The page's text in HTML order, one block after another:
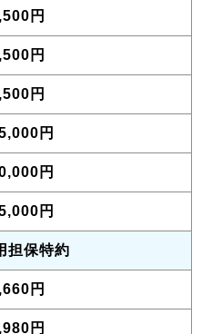
円
円
円
円
円
円
担保特約
円
円